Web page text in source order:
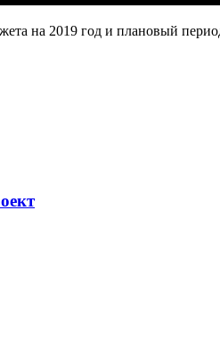
на 2019 год и плановый